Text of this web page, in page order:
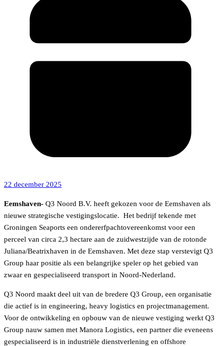
22 december 2025
Eemshaven- Q3 Noord B.V. heeft gekozen voor de Eemshaven als
nieuwe strategische vestigingslocatie. Het bedrijf tekende met
Groningen Seaports een ondererfpachtovereenkomst voor een
perceel van circa 2,3 hectare aan de zuidwestzijde van de rotonde
Juliana/Beatrixhaven in de Eemshaven. Met deze stap verstevigt Q3
Group haar positie als een belangrijke speler op het gebied van
zwaar en gespecialiseerd transport in Noord-Nederland.
Q3 Noord maakt deel uit van de bredere Q3 Group, een organisatie
die actief is in engineering, heavy logistics en projectmanagement.
Voor de ontwikkeling en opbouw van de nieuwe vestiging werkt Q3
Group nauw samen met Manora Logistics, een partner die eveneens
gespecialiseerd is in industriële dienstverlening en offshore